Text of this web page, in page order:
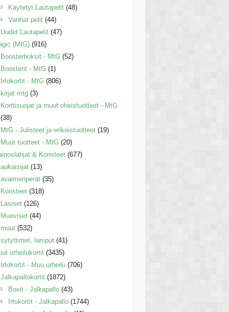
Käytetyt Lautapelit (48)
Vanhat pelit (44)
Uudet Lautapelit (47)
(MtG) (916)
Boosterboksit - MtG (52)
Boosterit - MtG (1)
Irtokortit - MtG (806)
kirjat mtg (3)
Korttisuojat ja muut oheistuotteet - MtG
(38)
MtG - Julisteet ja erikoistuotteet (19)
Muut tuotteet - MtG (20)
& Koristeet (677)
aukaisijat (13)
avaimenperät (35)
Koristeet (318)
Lasiset (126)
Muoviset (44)
muut (532)
sytyttimet, lamput (41)
urheilukortit (3435)
Irtokortit - Muu urheilu (706)
Jalkapallokortit (1872)
Boxit - Jalkapallo (43)
Irtokortit - Jalkapallo (1744)